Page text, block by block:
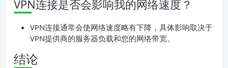
VPN连接是否会影响我的网络速度？
VPN连接通常会使网络速度略有下降，具体影响取决于
VPN提供商的服务器负载和您的网络带宽。
结论